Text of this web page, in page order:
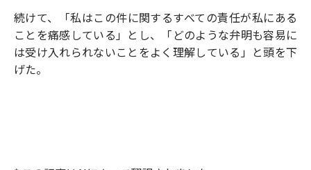
続けて、「私はこの件に関するすべての責任が私にある
ことを痛感している」とし、「どのような弁明も容易に
は受け入れられないことをよく理解している」と頭を下
げた。